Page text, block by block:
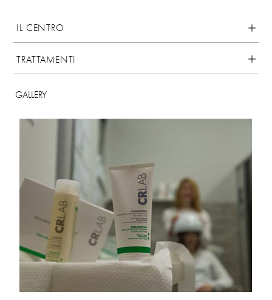
IL CENTRO
TRATTAMENTI
GALLERY